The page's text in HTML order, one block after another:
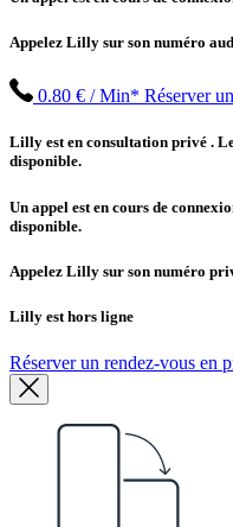
Appelez Lilly sur son numéro
0.80 € / Min* Réserver
Lilly est en consultation privé .
disponible.
Un appel est en cours de
disponible.
Appelez Lilly sur son numéro
Lilly est hors ligne
Réserver un rendez-vous en